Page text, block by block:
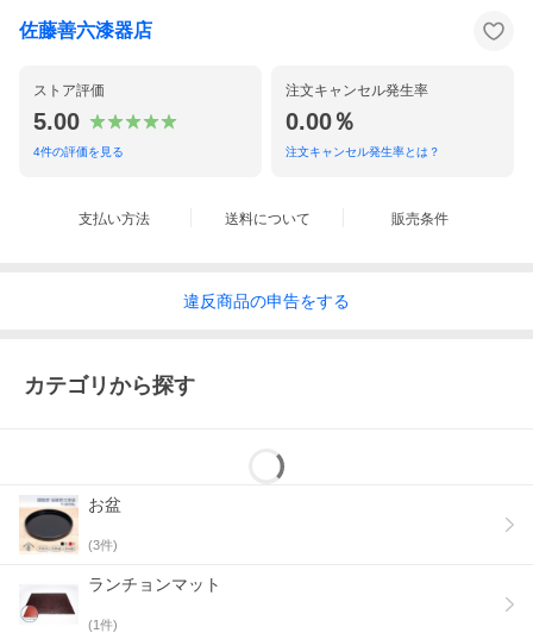
佐藤善六漆器店
ストア評価
5.00
4件の評価を見る
注文キャンセル発生率
0.00％
注文キャンセル発生率とは？
支払い方法 送料について 販売条件
違反商品の申告をする
カテゴリから探す
お盆
(3件)
ランチョンマット
(1件)